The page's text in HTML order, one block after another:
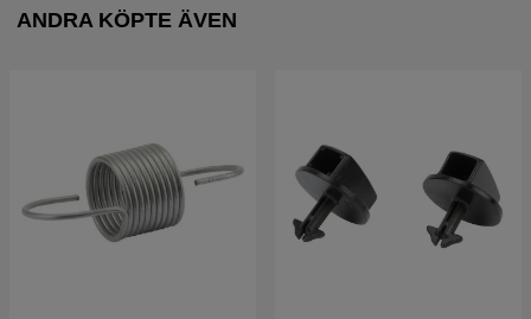
ANDRA KÖPTE ÄVEN